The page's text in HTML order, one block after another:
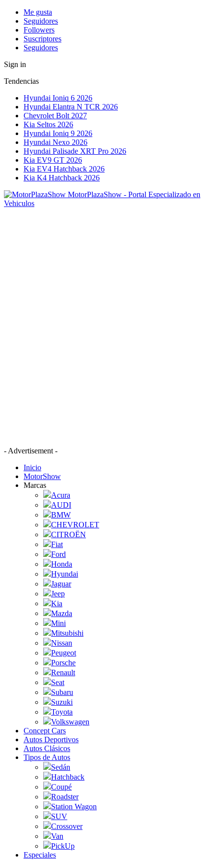
Me gusta
Seguidores
Followers
Suscriptores
Seguidores
Sign in
Tendencias
Hyundai Ioniq 6 2026
Hyundai Elantra N TCR 2026
Chevrolet Bolt 2027
Kia Seltos 2026
Hyundai Ioniq 9 2026
Hyundai Nexo 2026
Hyundai Palisade XRT Pro 2026
Kia EV9 GT 2026
Kia EV4 Hatchback 2026
Kia K4 Hatchback 2026
MotorPlazaShow - Portal Especializado en
Vehiculos
- Advertisement -
Inicio
MotorShow
Marcas
Acura
AUDI
BMW
CHEVROLET
CITROËN
Fiat
Ford
Honda
Hyundai
Jaguar
Jeep
Kia
Mazda
Mini
Mitsubishi
Nissan
Peugeot
Porsche
Renault
Seat
Subaru
Suzuki
Toyota
Volkswagen
Concept Cars
Autos Deportivos
Autos Clásicos
Tipos de Autos
Sedán
Hatchback
Coupé
Roadster
Station Wagon
SUV
Crossover
Van
PickUp
Especiales